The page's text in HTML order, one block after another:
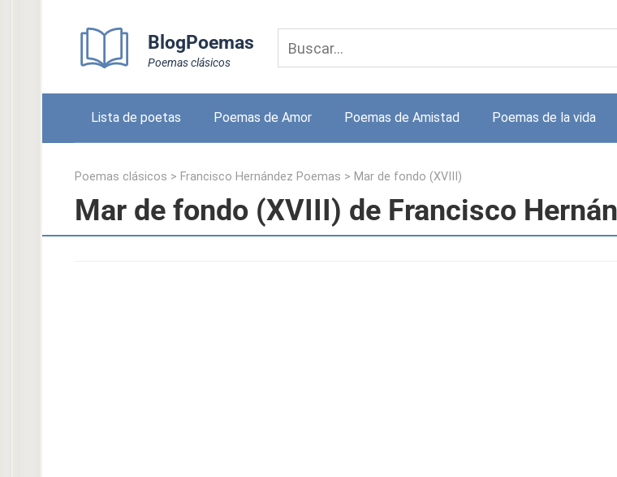
BlogPoemas
Poemas clásicos
Lista de poetas Poemas de Amor Poemas de Amistad Poemas de la vida
Poemas clásicos > Francisco Hernández Poemas > Mar de fondo (XVIII)
Mar de fondo (XVIII) de Francisco